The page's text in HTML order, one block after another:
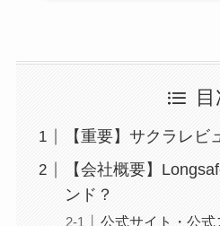
【重要】サクラレ
【会社概要】
ンド？
公式サイト・公式